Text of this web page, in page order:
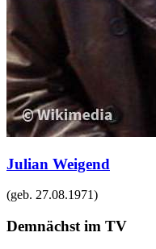
Julian Weigend
(geb. 27.08.1971)
Demnächst im TV